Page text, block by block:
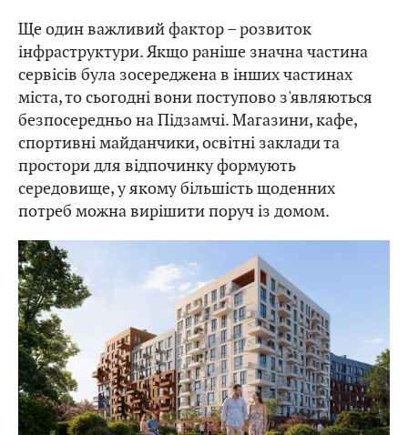
Ще один важливий фактор – розвиток
інфраструктури. Якщо раніше значна частина
сервісів була зосереджена в інших частинах
міста, то сьогодні вони поступово з'являються
безпосередньо на Підзамчі. Магазини, кафе,
спортивні майданчики, освітні заклади та
простори для відпочинку формують
середовище, у якому більшість щоденних
потреб можна вирішити поруч із домом.